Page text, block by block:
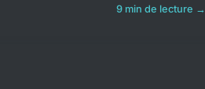
9 min de lecture →